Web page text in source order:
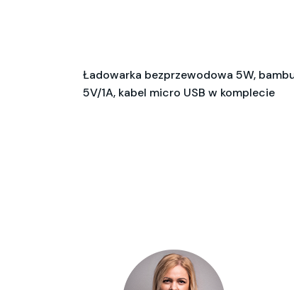
Ładowarka bezprzewodowa 5W,
5V/1A, kabel micro USB w komplecie